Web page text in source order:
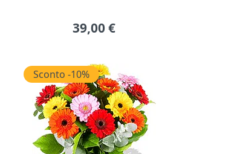
39,00 €
Sconto -10%